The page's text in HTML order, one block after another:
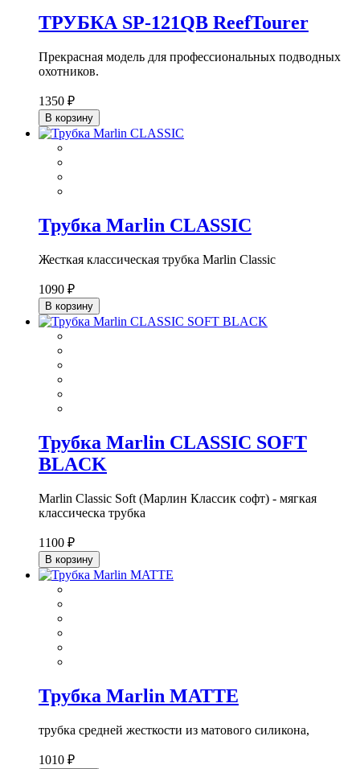
ТРУБКА SP-121QB ReefTourer
Прекрасная модель для профессиональных подводных
охотников.
1350 ₽
В корзину
Трубка Marlin CLASSIC
Жесткая классическая трубка Marlin Classic
1090 ₽
В корзину
Трубка Marlin CLASSIC SOFT
BLACK
Marlin Classic Soft (Марлин Классик софт) - мягкая
классическа трубка
1100 ₽
В корзину
Трубка Marlin MATTE
трубка средней жесткости из матового силикона,
1010 ₽